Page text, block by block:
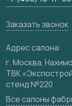
Юридическая
Медиацентр
Видео
Карта сайта
Заказать звонок
Адрес салона:
г. Москва,
ТВК
стенд №220
Все салоны